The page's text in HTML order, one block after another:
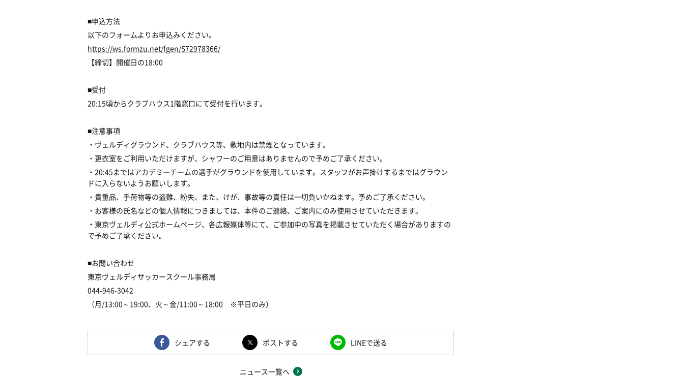
■申込方法
以下のフォームよりお申込みください。
https://ws.formzu.net/fgen/S72978366/
【締切】開催日の18:00
■受付
20:15頃からクラブハウス1階窓口にて受付を行います。
■注意事項
・ヴェルディグラウンド、クラブハウス等、敷地内は禁煙となっています。
・更衣室をご利用いただけますが、シャワーのご用意はありませんので予めご了承ください。
・20:45まではアカデミーチームの選手がグラウンドを使用しています。スタッフがお声掛けするまではグラウン
ドに入らないようお願いします。
・貴重品、手荷物等の盗難、紛失、また、けが、事故等の責任は一切負いかねます。予めご了承ください。
・お客様の氏名などの個人情報につきましては、本件のご連絡、ご案内にのみ使用させていただきます。
・東京ヴェルディ公式ホームページ、各広報媒体等にて、ご参加中の写真を掲載させていただく場合がありますの
で予めご了承ください。
■お問い合わせ
東京ヴェルディサッカースクール事務局
044-946-3042
（月/13:00～19:00、火～金/11:00～18:00 ※平日のみ）
シェアする ポストする LINEで送る
ニュース一覧へ